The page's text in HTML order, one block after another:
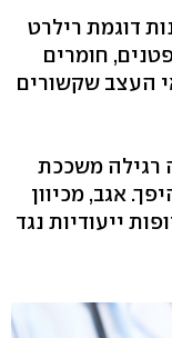
דוגמת רילרט
חומרים
העצב שקשורים
רגילה משככת
אגב, מכיוון
ייעודיות נגד